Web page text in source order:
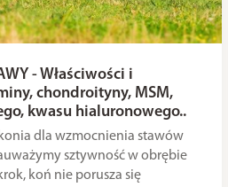
- Właściwości i
chondroityny, MSM,
kwasu hialuronowego..
dla wzmocnienia stawów
sztywność w obrębie
koń nie porusza się